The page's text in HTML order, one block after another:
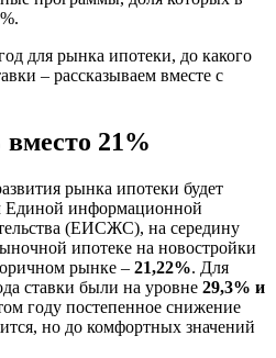
для рынка ипотеки, до какого
– рассказываем вместе с
21%
рынка ипотеки будет
Единой информационной
(ЕИСЖС), на середину
ипотеке на новостройки
рынке – 21,22%. Для
ставки были на уровне 29,3% и
году постепенное снижение
но до комфортных значений